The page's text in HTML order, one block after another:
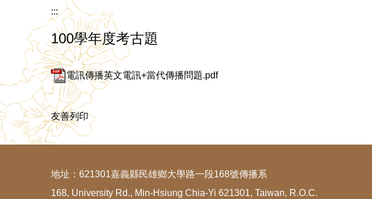
:::
100學年度考古題
電訊傳播英文電訊+當代傳播問題.pdf
友善列印
地址：621301嘉義縣民雄鄉大學路一段168號傳播系
168, University Rd., Min-Hsiung Chia-Yi 621301, Taiwan, R.O.C.